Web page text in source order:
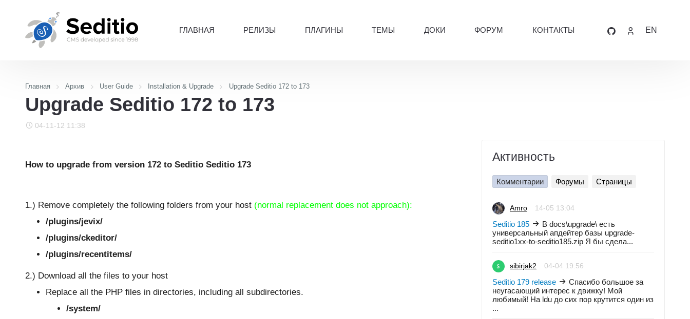
ГЛАВНАЯ РЕЛИЗЫ ПЛАГИНЫ ТЕМЫ ДОКИ ФОРУМ КОНТАКТЫ EN
Главная Архив User Guide Installation & Upgrade Upgrade Seditio 172 to 173
Upgrade Seditio 172 to 173
04-11-12 11:38
How to upgrade from version 172 to Seditio Seditio 173
1.) Remove completely the following folders from your host (normal replacement does not approach):
/plugins/jevix/
/plugins/ckeditor/
/plugins/recentitems/
2.) Download all the files to your host
Replace all the PHP files in directories, including all subdirectories.
/system/
Активность
Комментарии Форумы Страницы
Amro 14-05 13:04
Seditio 185
В docs\upgrade\ есть
универсальный апдейтер базы upgrade-
seditio1xx-to-seditio185.zip Я бы сдела...
sibirjak2 04-04 19:56
Seditio 179 release
Спасибо большое за
неугасающий интерес к движку! Мой
любимый! На ldu до сих пор крутится один из
...